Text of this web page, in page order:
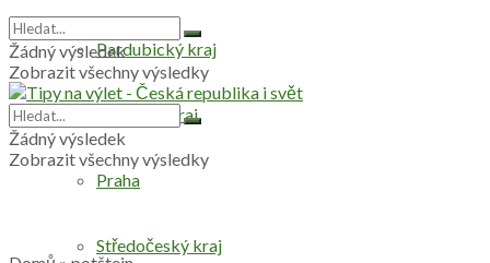
Pardubický kraj
Plzeňský kraj
Praha
Středočeský kraj
Žádný výsledek
Zobrazit všechny výsledky
Žádný výsledek
Zobrazit všechny výsledky